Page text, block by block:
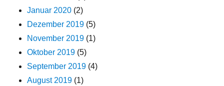
Januar 2020 (2)
Dezember 2019 (5)
November 2019 (1)
Oktober 2019 (5)
September 2019 (4)
August 2019 (1)